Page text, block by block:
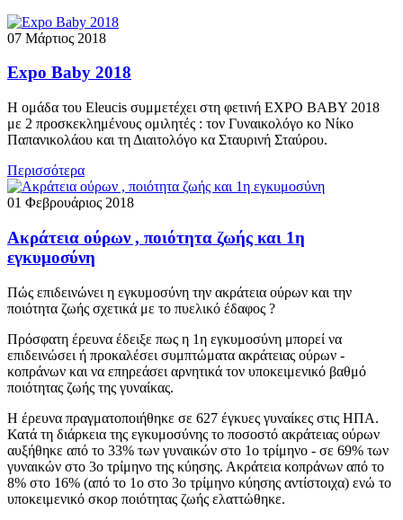
07 Μάρτιος 2018
Expo Baby 2018
Η ομάδα του Eleucis συμμετέχει στη φετινή EXPO BABY 2018
με 2 προσκεκλημένους ομιλητές : τον Γυναικολόγο κο Νίκο
Παπανικολάου και τη Διαιτολόγο κα Σταυρινή Σταύρου.
Περισσότερα
01 Φεβρουάριος 2018
Ακράτεια ούρων , ποιότητα ζωής και 1η
εγκυμοσύνη
Πώς επιδεινώνει η εγκυμοσύνη την ακράτεια ούρων και την
ποιότητα ζωής σχετικά με το πυελικό έδαφος ?
Πρόσφατη έρευνα έδειξε πως η 1η εγκυμοσύνη μπορεί να
επιδεινώσει ή προκαλέσει συμπτώματα ακράτειας ούρων -
κοπράνων και να επηρεάσει αρνητικά τον υποκειμενικό βαθμό
ποιότητας ζωής της γυναίκας.
Η έρευνα πραγματοποιήθηκε σε 627 έγκυες γυναίκες στις ΗΠΑ.
Κατά τη διάρκεια της εγκυμοσύνης το ποσοστό ακράτειας ούρων
αυξήθηκε από το 33% των γυναικών στο 1ο τρίμηνο - σε 69% των
γυναικών στο 3ο τρίμηνο της κύησης. Ακράτεια κοπράνων από το
8% στο 16% (από το 1ο στο 3ο τρίμηνο κύησης αντίστοιχα) ενώ το
υποκειμενικό σκορ ποιότητας ζωής ελαττώθηκε.